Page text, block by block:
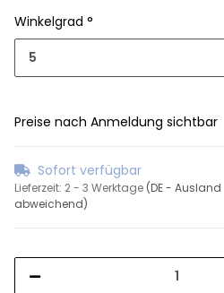
Winkelgrad °
5
Preise nach Anmeldung sichtbar
Sofort verfügbar
Lieferzeit: 2 - 3 Werktage (DE - Ausland
abweichend)